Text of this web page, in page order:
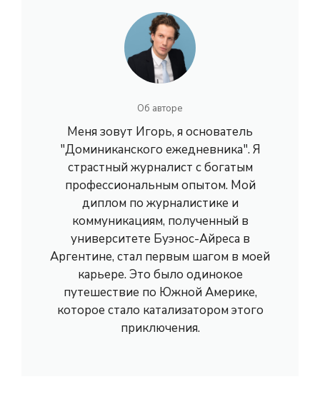
Об авторе
Меня зовут Игорь, я основатель
"Доминиканского ежедневника". Я
страстный журналист с богатым
профессиональным опытом. Мой
диплом по журналистике и
коммуникациям, полученный в
университете Буэнос-Айреса в
Аргентине, стал первым шагом в моей
карьере. Это было одинокое
путешествие по Южной Америке,
которое стало катализатором этого
приключения.